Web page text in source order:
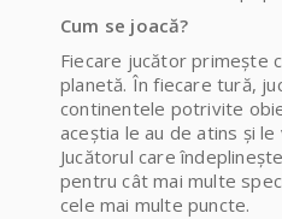
Cum se joacă?
Fiecare jucător primește
planetă. În fiecare tură,
continentele potrivite
aceștia le au de atins și
Jucătorul care
pentru cât mai multe
cele mai multe puncte.